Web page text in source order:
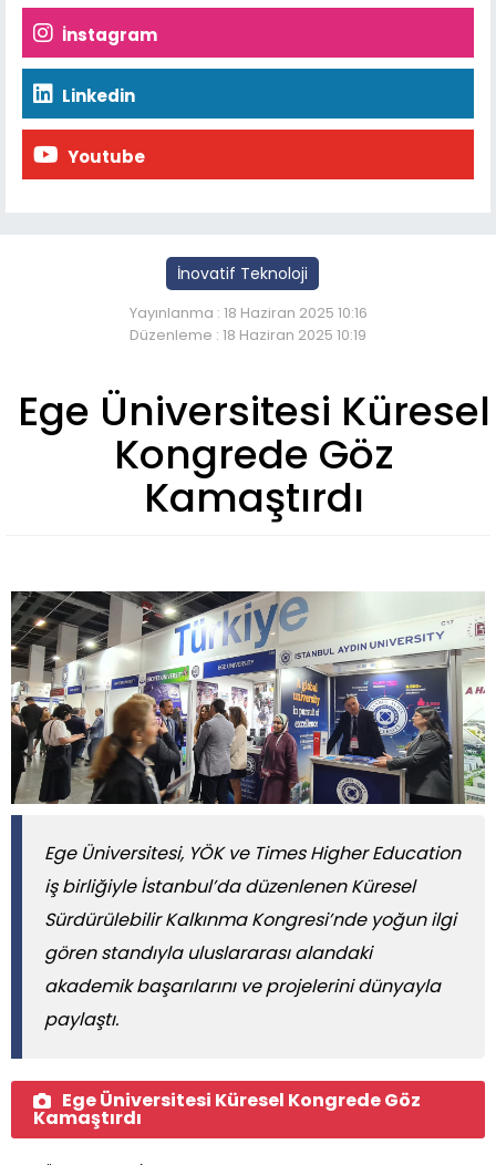
İnstagram
Linkedin
Youtube
İnovatif Teknoloji
Yayınlanma : 18 Haziran 2025 10:16
Düzenleme : 18 Haziran 2025 10:19
Ege Üniversitesi Küresel
Kongrede Göz
Kamaştırdı
Ege Üniversitesi, YÖK ve Times Higher Education
iş birliğiyle İstanbul’da düzenlenen Küresel
Sürdürülebilir Kalkınma Kongresi’nde yoğun ilgi
gören standıyla uluslararası alandaki
akademik başarılarını ve projelerini dünyayla
paylaştı.
Ege Üniversitesi Küresel Kongrede Göz
Kamaştırdı